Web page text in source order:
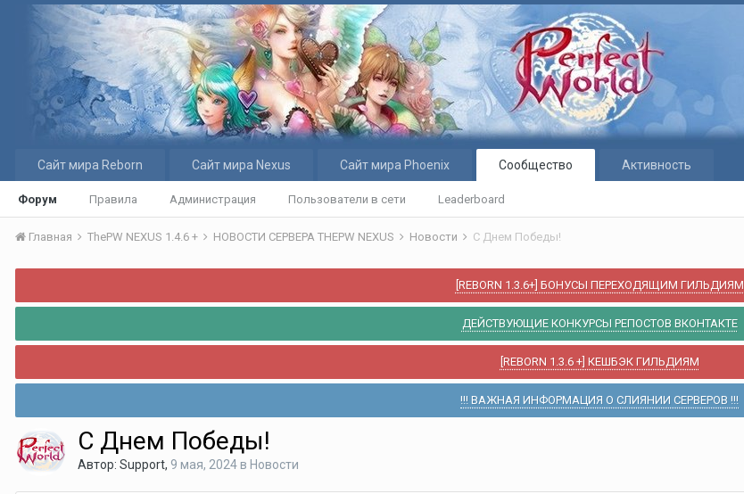
Сайт мира Reborn Сайт мира Nexus Сайт мира Phoenix Сообщество
Форум Правила Администрация Пользователи в сети Leaderboard
Активность
Главная ThePW NEXUS 1.4.6 + НОВОСТИ СЕРВЕРА THEPW NEXUS Новости С Днем Победы!
[REBORN 1.3.6+] БОНУСЫ ПЕРЕХОДЯЩИМ ГИЛЬДИЯМ
ДЕЙСТВУЮЩИЕ КОНКУРСЫ РЕПОСТОВ ВКОНТАКТЕ
[REBORN 1.3.6 +] КЕШБЭК ГИЛЬДИЯМ
!!! ВАЖНАЯ ИНФОРМАЦИЯ О СЛИЯНИИ СЕРВЕРОВ !!!
С Днем Победы!
Автор: Support, 9 мая, 2024в Новости